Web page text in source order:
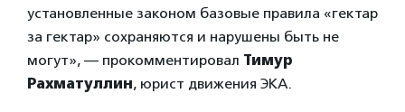
установленные законом базовые правила «гектар
за гектар» сохраняются и нарушены быть не
могут», — прокомментировал Тимур
Рахматуллин, юрист движения ЭКА.